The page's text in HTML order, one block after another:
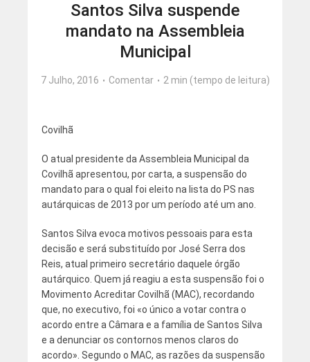
Santos Silva suspende
mandato na Assembleia
Municipal
7 Julho, 2016 Comentar 2 min (tempo de leitura)
Covilhã
O atual presidente da Assembleia Municipal da
Covilhã apresentou, por carta, a suspensão do
mandato para o qual foi eleito na lista do PS nas
autárquicas de 2013 por um período até um ano.
Santos Silva evoca motivos pessoais para esta
decisão e será substituído por José Serra dos
Reis, atual primeiro secretário daquele órgão
autárquico. Quem já reagiu a esta suspensão foi o
Movimento Acreditar Covilhã (MAC), recordando
que, no executivo, foi «o único a votar contra o
acordo entre a Câmara e a família de Santos Silva
e a denunciar os contornos menos claros do
acordo». Segundo o MAC, as razões da suspensão